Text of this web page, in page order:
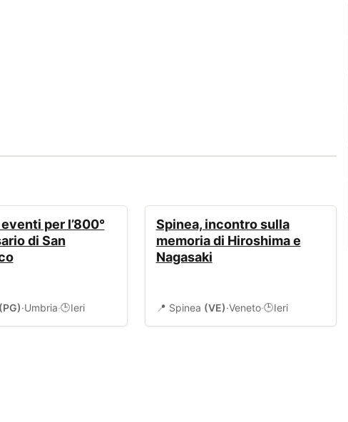
per l’800°
di San
(PG)·Umbria·🕒Ieri
Spinea, incontro sulla
memoria di Hiroshima e
Nagasaki
📍 Spinea (VE)·Veneto·🕒Ieri